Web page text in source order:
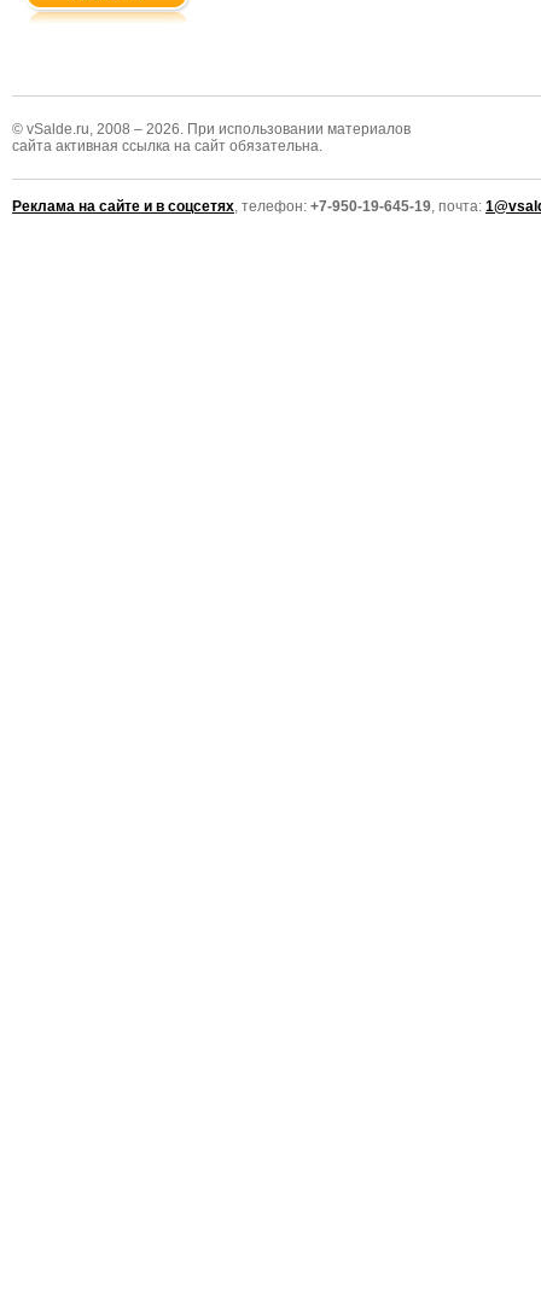
© vSalde.ru, 2008 – 2026. При использовании материалов
сайта активная ссылка на сайт обязательна.
Реклама на сайте и в соцсетях , телефон: +7-950-19-645-19 , почта: